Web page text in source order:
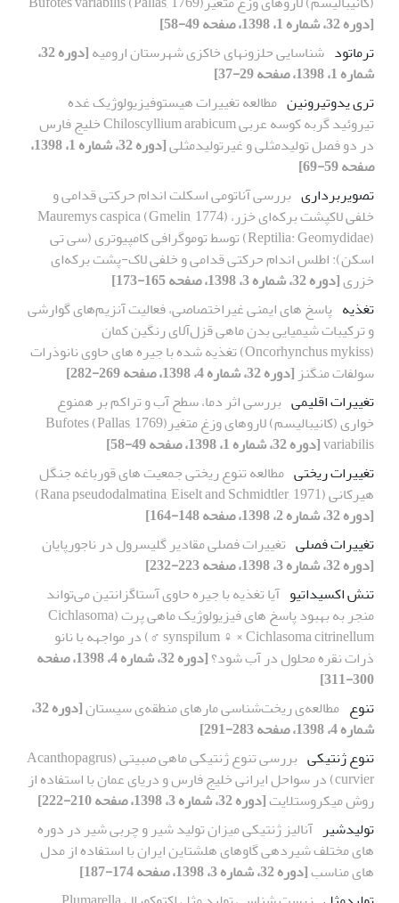
[دوره 32، شماره 1، 1398، صفحه 49-58]
ترماتود شناسایی حلزونهای خاکزی شهرستان ارومیه
[دوره 32،
شماره 1، 1398، صفحه 29-37]
تری یدوتیرونین مطالعه تغییرات هیستوفیزیولوژیک غده
تیروئید گربه کوسه عربی Chiloscyllium arabicum خلیج فارس
در دو فصل تولیدمثلی و غیرتولیدمثلی
[دوره 32، شماره 1، 1398،
صفحه 59-69]
تصویربرداری بررسی آناتومی اسکلت اندام حرکتی قدامی و
خلفی لاکپشت برکه‌ای خزر، Mauremys caspica (Gmelin, 1774)
(Reptilia: Geomydidae) توسط توموگرافی کامپیوتری (سی تی
اسکن): اطلس اندام حرکتی قدامی و خلفی لاک-پشت برکه‌ای
خزری[دوره 32، شماره 3، 1398، صفحه 165-173]
تغذیه پاسخ های ایمنی غیر‌اختصاصی، فعالیت آنزیم‌های گوارشی
و ترکیبات شیمیایی بدن ماهی قزل‌آلای رنگین کمان
(Oncorhynchus mykiss) تغذیه شده با جیره های حاوی نانوذرات
سولفات منگنز [دوره 32، شماره 4، 1398، صفحه 269-282]
تغییرات اقلیمی بررسی اثر دما، سطح آب و تراکم بر همنوع
خواری (کانیبالیسم) لاروهای وزغ متغیر(Pallas, 1769) Bufotes
variabilis[دوره 32، شماره 1، 1398، صفحه 49-58]
تغییرات ریختی مطالعه تنوع ریختی جمعیت های قورباغه جنگل
هیرکانی (Rana pseudodalmatina, Eiselt and Schmidtler, 1971)
[دوره 32، شماره 2، 1398، صفحه 148-164]
تغییرات فصلی تغییرات فصلی مقادیر گلیسرول در ناجورپایان
[دوره 32، شماره 3، 1398، صفحه 223-232]
تنش اکسیداتیو آیا تغذیه با جیره حاوی آستاگزانتین می‌تواند
منجر به بهبود پاسخ های فیزیولوژیک ماهی پرت (Cichlasoma
synspilum ♀ × Cichlasoma citrinellum ♂) در مواجهه با نانو
ذرات نقره محلول در آب شود؟
[دوره 32، شماره 4، 1398، صفحه
300-311]
تنوع مطالعه‌ی ریخت‌شناسی مارهای منطقه‌ی سیستان
[دوره 32،
شماره 4، 1398، صفحه 283-291]
تنوع ژنتیکی
بررسی تنوع ژنتیکی ماهی صبیتی (Acanthopagrus
curvier) در سواحل ایرانی خلیج فارس و دریای عمان با استفاده از
روش میکروستلایت[دوره 32، شماره 3، 1398، صفحه 210-222]
تولیدشیر آنالیز ژنتیکی میزان تولید شیر و چربی شیر در دوره
های مختلف شیردهی گاوهای هلشتاین ایران با استفاده از مدل
های مناسب[دوره 32، شماره 3، 1398، صفحه 174-187]